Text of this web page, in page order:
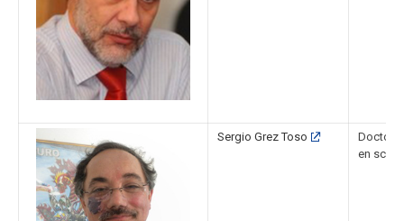
Sergio Grez Toso
Doctor
en